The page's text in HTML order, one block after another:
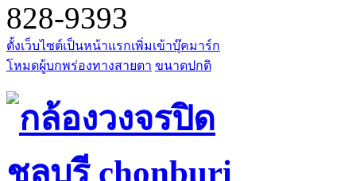
828-9393
ตั้งเว็บไซต์เป็นหน้าแรกเพิ่มเข้าบุ๊คมาร์ก
โหมดผู้บกพร่องทางสายตา ขนาดปกติ